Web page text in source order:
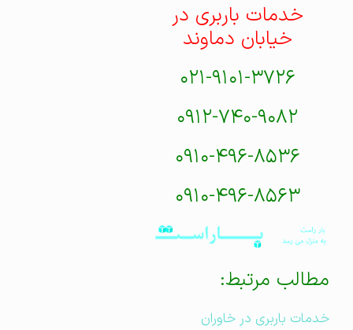
خدمات باربری در
خیابان دماوند
۰۲۱-۹۱۰۱-۳۷۲۶
۰۹۱۲-۷۴۰-۹۰۸۲
۰۹۱۰-۴۹۶-۸۵۳۶
۰۹۱۰-۴۹۶-۸۵۶۳
مطالب مرتبط:
خدمات باربری در خاوران